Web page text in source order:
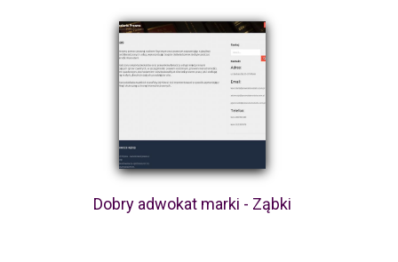
Dobry adwokat marki - Ząbki